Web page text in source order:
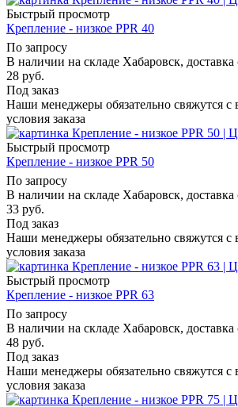
Быстрый просмотр
Крепление - низкое PPR 40
По запросу
В наличии на складе Хабаровск, доставка
28 руб.
Под заказ
Наши менеджеры обязательно свяжутся с
условия заказа
Быстрый просмотр
Крепление - низкое PPR 50
По запросу
В наличии на складе Хабаровск, доставка
33 руб.
Под заказ
Наши менеджеры обязательно свяжутся с
условия заказа
Быстрый просмотр
Крепление - низкое PPR 63
По запросу
В наличии на складе Хабаровск, доставка
48 руб.
Под заказ
Наши менеджеры обязательно свяжутся с
условия заказа